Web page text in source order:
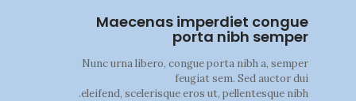
Maecenas imperdiet congue
porta nibh semper
Nunc urna libero, congue porta nibh a, semper
feugiat sem. Sed auctor dui
eleifend, scelerisque eros ut, pellentesque nibh.